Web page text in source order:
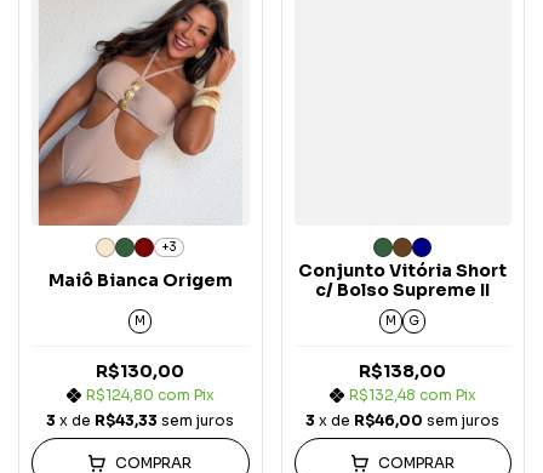
+3
Maiô Bianca Origem
M
R$130,00
R$124,80 com Pix
3 x de R$43,33 sem juros
COMPRAR
Conjunto Vitória Short
c/ Bolso Supreme II
M G
R$138,00
R$132,48 com Pix
3 x de R$46,00 sem juros
COMPRAR